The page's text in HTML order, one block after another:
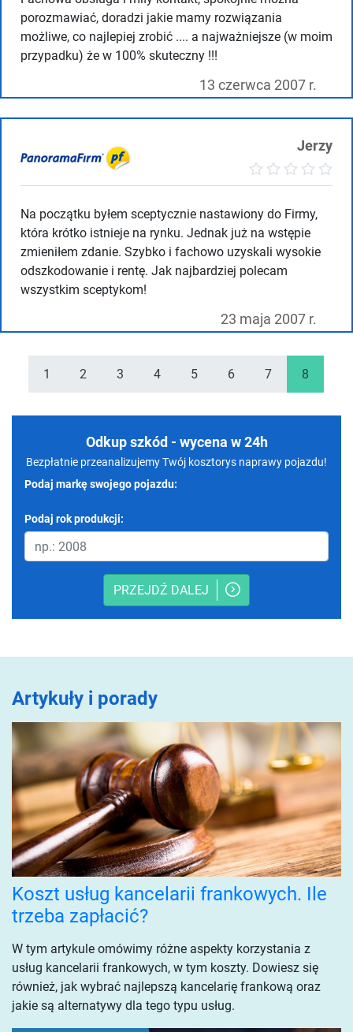
porozmawiać, doradzi jakie mamy rozwiązania
możliwe, co najlepiej zrobić .... a najważniejsze (w moim
przypadku) że w 100% skuteczny !!!
13 czerwca 2007 r.
Jerzy
Na początku byłem sceptycznie nastawiony do Firmy,
która krótko istnieje na rynku. Jednak już na wstępie
zmieniłem zdanie. Szybko i fachowo uzyskali wysokie
odszkodowanie i rentę. Jak najbardziej polecam
wszystkim sceptykom!
23 maja 2007 r.
1 2 3 4 5 6 7 8
Odkup szkód - wycena w 24h
Bezpłatnie przeanalizujemy Twój kosztorys naprawy pojazdu!
Podaj markę swojego pojazdu:
Podaj rok produkcji:
PRZEJDŹ DALEJ
Artykuły i porady
Koszt usług kancelarii frankowych. Ile
trzeba zapłacić?
W tym artykule omówimy różne aspekty korzystania z
usług kancelarii frankowych, w tym koszty. Dowiesz się
również, jak wybrać najlepszą kancelarię frankową oraz
jakie są alternatywy dla tego typu usług.